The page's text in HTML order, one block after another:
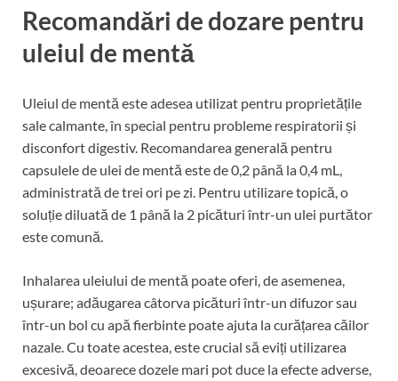
Recomandări de dozare pentru
uleiul de mentă
Uleiul de mentă este adesea utilizat pentru proprietățile
sale calmante, în special pentru probleme respiratorii și
disconfort digestiv. Recomandarea generală pentru
capsulele de ulei de mentă este de 0,2 până la 0,4 mL,
administrată de trei ori pe zi. Pentru utilizare topică, o
soluție diluată de 1 până la 2 picături într-un ulei purtător
este comună.
Inhalarea uleiului de mentă poate oferi, de asemenea,
ușurare; adăugarea câtorva picături într-un difuzor sau
într-un bol cu apă fierbinte poate ajuta la curățarea căilor
nazale. Cu toate acestea, este crucial să eviți utilizarea
excesivă, deoarece dozele mari pot duce la efecte adverse,